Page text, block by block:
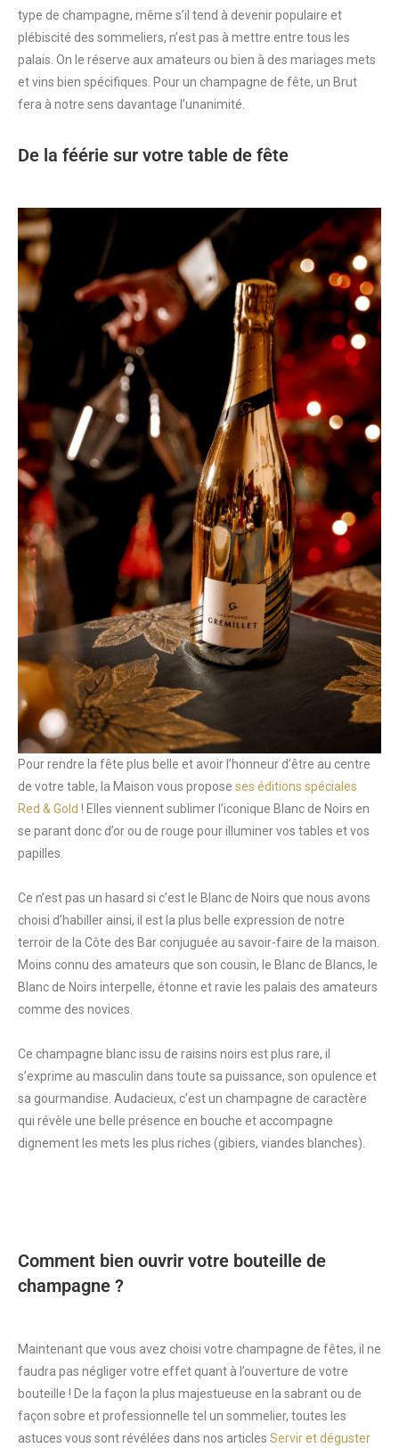
type de champagne, même s’il tend à devenir populaire et
plébiscité des sommeliers, n’est pas à mettre entre tous les
palais. On le réserve aux amateurs ou bien à des mariages mets
et vins bien spécifiques. Pour un champagne de fête, un Brut
fera à notre sens davantage l’unanimité.
De la féérie sur votre table de fête
Pour rendre la fête plus belle et avoir l’honneur d’être au centre
de votre table, la Maison vous propose ses éditions spéciales
Red & Gold ! Elles viennent sublimer l’iconique Blanc de Noirs en
se parant donc d’or ou de rouge pour illuminer vos tables et vos
papilles.
Ce n’est pas un hasard si c’est le Blanc de Noirs que nous avons
choisi d’habiller ainsi, il est la plus belle expression de notre
terroir de la Côte des Bar conjuguée au savoir-faire de la maison.
Moins connu des amateurs que son cousin, le Blanc de Blancs, le
Blanc de Noirs interpelle, étonne et ravie les palais des amateurs
comme des novices.
Ce champagne blanc issu de raisins noirs est plus rare, il
s’exprime au masculin dans toute sa puissance, son opulence et
sa gourmandise. Audacieux, c’est un champagne de caractère
qui révèle une belle présence en bouche et accompagne
dignement les mets les plus riches (gibiers, viandes blanches).
Comment bien ouvrir votre bouteille de
champagne ?
Maintenant que vous avez choisi votre champagne de fêtes, il ne
faudra pas négliger votre effet quant à l’ouverture de votre
bouteille ! De la façon la plus majestueuse en la sabrant ou de
façon sobre et professionnelle tel un sommelier, toutes les
astuces vous sont révélées dans nos articles Servir et déguster